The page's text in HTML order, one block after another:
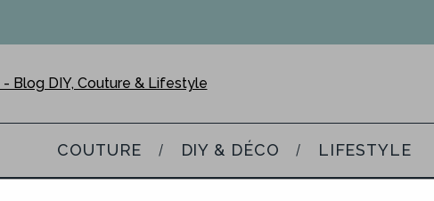
COUTURE DIY & DÉCO LIFESTYLE